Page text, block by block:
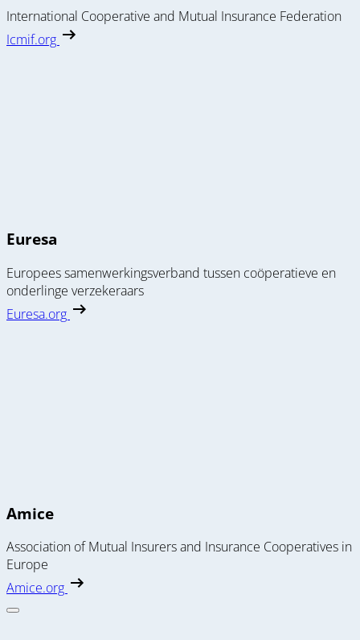
International Cooperative and Mutual Insurance Federation
Icmif.org
Euresa
Europees samenwerkingsverband tussen coöperatieve en
onderlinge verzekeraars
Euresa.org
Amice
Association of Mutual Insurers and Insurance Cooperatives in
Europe
Amice.org